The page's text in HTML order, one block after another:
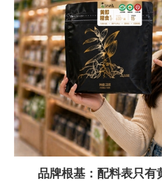
品牌根基：配料表只有